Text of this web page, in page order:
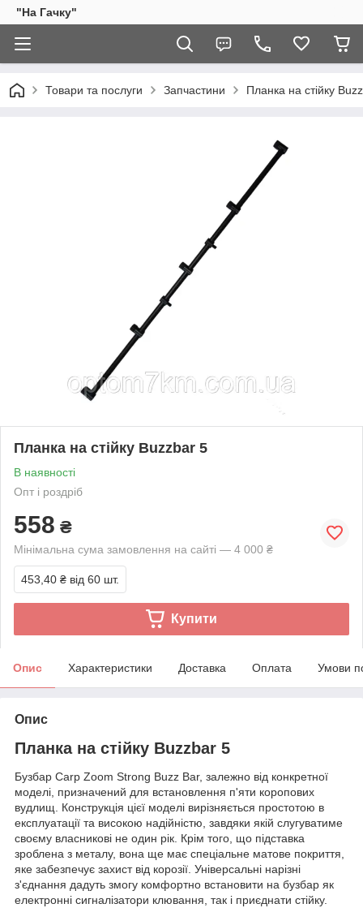
"На Гачку"
Товари та послуги Запчастини Планка на стійку
Планка на стійку Buzzbar 5
В наявності
Опт і роздріб
558 ₴
Мінімальна сума замовлення на сайті — 4 000 ₴
453,40 ₴ від 60 шт.
Купити
Опис Характеристики Доставка Оплата Умови
Опис
Планка на стійку Buzzbar 5
Бузбар Carp Zoom Strong Buzz Bar, залежно від конкретної
моделі, призначений для встановлення п'яти коропових
вудлищ. Конструкція цієї моделі вирізняється простотою в
експлуатації та високою надійністю, завдяки якій слугуватиме
своєму власникові не один рік. Крім того, що підставка
зроблена з металу, вона ще має спеціальне матове покриття,
яке забезпечує захист від корозії. Універсальні нарізні
з'єднання дадуть змогу комфортно встановити на бузбар як
електронні сигналізатори клювання, так і приєднати стійку.